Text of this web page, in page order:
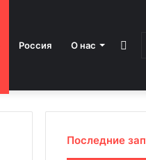
Россия О нас
Последние